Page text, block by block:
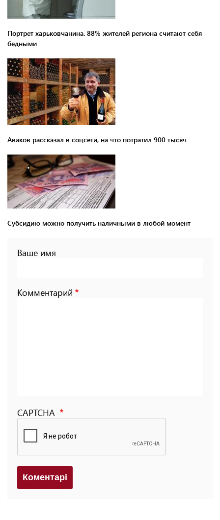
Портрет харьковчанина. 88% жителей региона считают себя
бедными
Аваков рассказал в соцсети, на что потратил 900 тысяч
Субсидию можно получить наличными в любой момент
Ваше имя
Комментарий
CAPTCHA
Коментарi